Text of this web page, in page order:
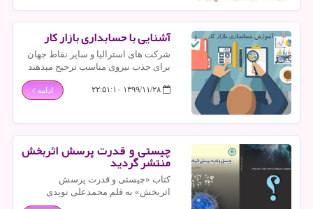
آشنایی با حسابداری بازار كار
شركت های استرالیا و سایر نقاط جهان
برای جذب نیروی مناسب ترجیح میدهند
فارغ التحصیلان نوعی آموزش عملی
حسابداری داشته باشند.
۱۳۹۹/۱۱/۲۸ ۲۲:۵۱:۱۰ ادامه
چیستی و قدرت پرسش اثربخش
منتشر گردید
کتاب «چیستی و قدرت پرسش
اثربخش» به قلم محمدعلی نویدی